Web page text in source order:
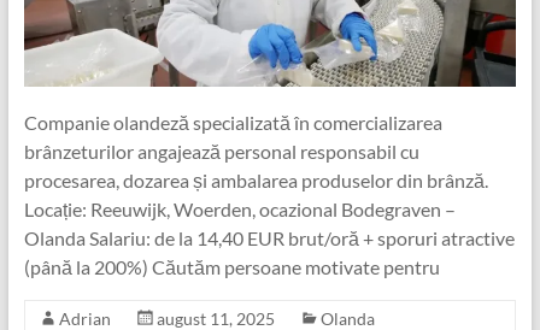
Companie olandeză specializată în comercializarea
brânzeturilor angajează personal responsabil cu
procesarea, dozarea și ambalarea produselor din brânză.
Locație: Reeuwijk, Woerden, ocazional Bodegraven –
Olanda Salariu: de la 14,40 EUR brut/oră + sporuri atractive
(până la 200%) Căutăm persoane motivate pentru
Adrian august 11, 2025
Olanda